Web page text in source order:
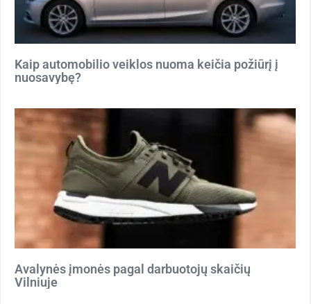
Kaip automobilio veiklos nuoma keičia požiūrį į
nuosavybę?
Avalynės įmonės pagal darbuotojų skaičių
Vilniuje